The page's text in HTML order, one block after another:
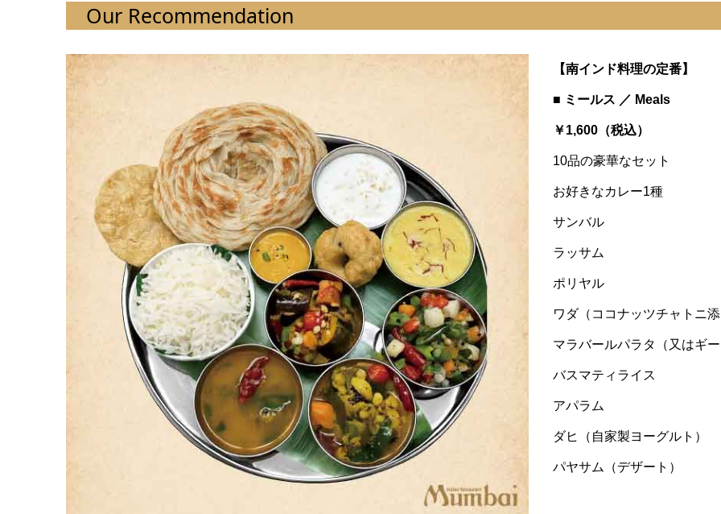
Our Recommendation
【南インド料理の定番】
■ ミールス ／ Meals
￥1,600（税込）
10品の豪華なセット
お好きなカレー1種
サンバル
ラッサム
ポリヤル
ワダ（ココナッツチャトニ添
マラバールパラタ（又はギー
バスマティライス
アパラム
ダヒ（自家製ヨーグルト）
パヤサム（デザート）